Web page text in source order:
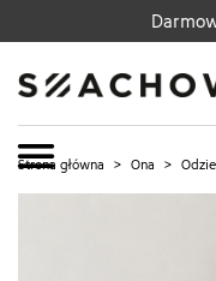
Strona główna > Ona >